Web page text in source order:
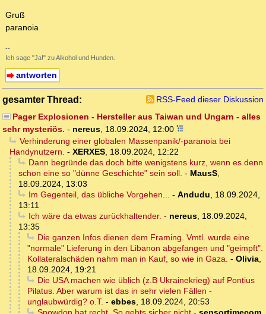
Gruß
paranoia
--
Ich sage "Ja!" zu Alkohol und Hunden.
antworten
gesamter Thread:
RSS-Feed dieser Diskussion
Pager Explosionen - Hersteller aus Taiwan und Ungarn - alles
sehr mysteriös. - nereus, 18.09.2024, 12:00
Verhinderung einer globalen Massenpanik/-paranoia bei
Handynutzern. - XERXES, 18.09.2024, 12:22
Dann begründe das doch bitte wenigstens kurz, wenn es denn
schon eine so "dünne Geschichte" sein soll. - MausS,
18.09.2024, 13:03
Im Gegenteil, das übliche Vorgehen... - Andudu, 18.09.2024,
13:11
Ich wäre da etwas zurückhaltender. - nereus, 18.09.2024,
13:35
Die ganzen Infos dienen dem Framing. Vmtl. wurde eine
"normale" Lieferung in den Libanon abgefangen und "geimpft".
Kollateralschäden nahm man in Kauf, so wie in Gaza. - Olivia,
18.09.2024, 19:21
Die USA machen wie üblich (z.B Ukrainekrieg) auf Pontius
Pilatus. Aber warum ist das in sehr vielen Fällen -
unglaubwürdig? o.T. - ebbes, 18.09.2024, 20:53